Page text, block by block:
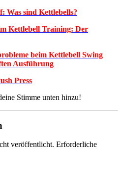
Was sind Kettlebells?
Kettlebell Training: Der
beim Kettlebell Swing
Ausführung
Press
Stimme unten hinzu!
veröffentlicht. Erforderliche